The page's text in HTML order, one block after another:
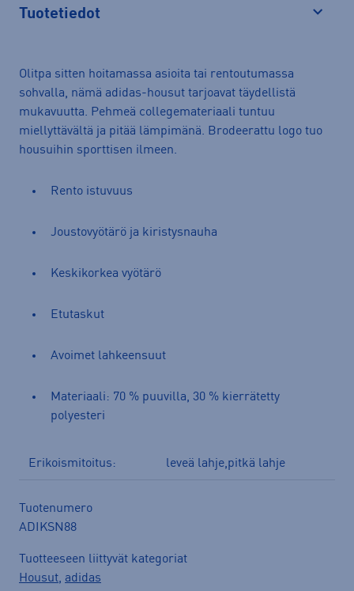
Tuotetiedot
Olitpa sitten hoitamassa asioita tai rentoutumassa
sohvalla, nämä adidas-housut tarjoavat täydellistä
mukavuutta. Pehmeä collegemateriaali tuntuu
miellyttävältä ja pitää lämpimänä. Brodeerattu logo tuo
housuihin sporttisen ilmeen.
Rento istuvuus
Joustovyötärö ja kiristysnauha
Keskikorkea vyötärö
Etutaskut
Avoimet lahkeensuut
Materiaali: 70 % puuvilla, 30 % kierrätetty
polyesteri
Erikoismitoitus: leveä lahje,pitkä lahje
Tuotenumero
ADIKSN88
Tuotteeseen liittyvät kategoriat
Housut, adidas